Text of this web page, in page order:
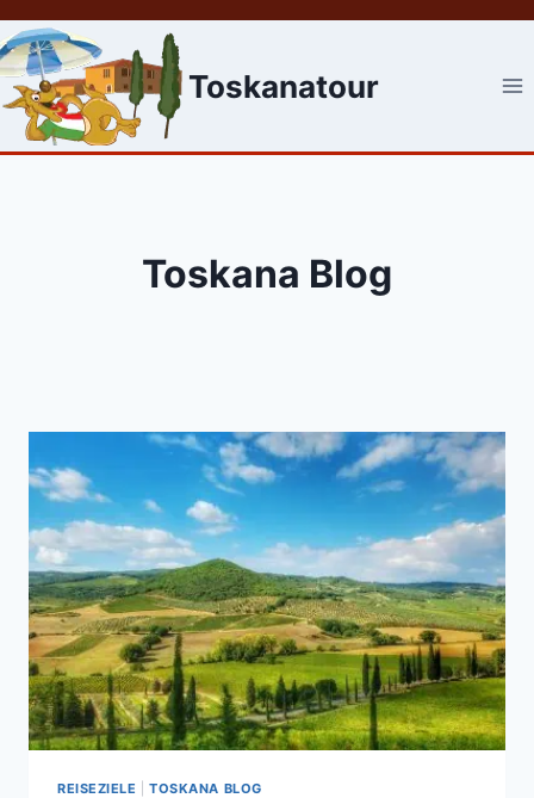
Skip
to
content
Toskanatour
Toskana Blog
REISEZIELE |TOSKANA BLOG